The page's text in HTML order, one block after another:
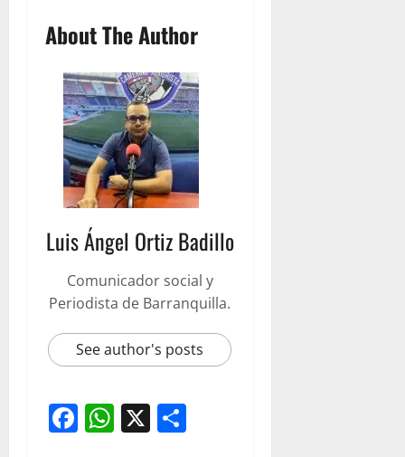
About The Author
Luis Ángel Ortiz Badillo
Comunicador social y
Periodista de Barranquilla.
See author's posts
Facebook
WhatsApp
X